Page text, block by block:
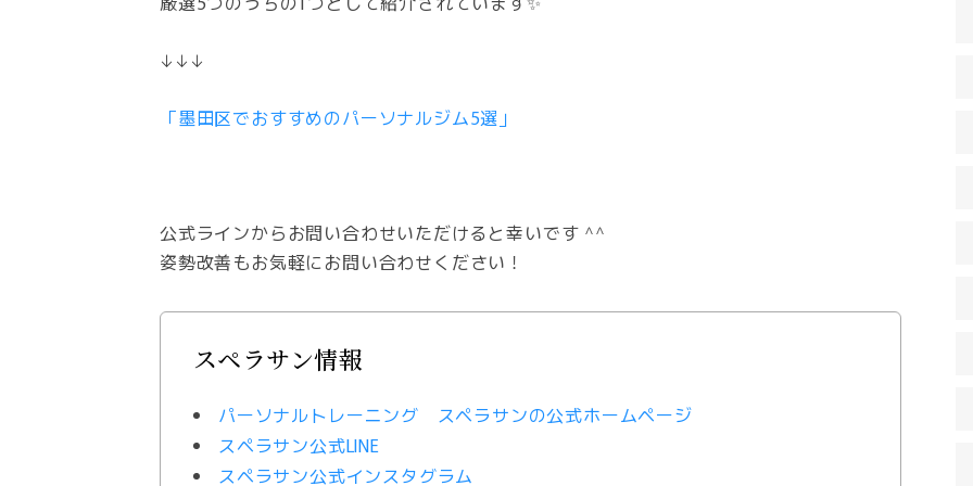
↓↓↓
「墨田区でおすすめのパーソナルジム5選」
公式ラインからお問い合わせいただけると幸いです ^^
姿勢改善もお気軽にお問い合わせください！
スペラサン情報
パーソナルトレーニング スペラサンの公式ホームページ
スペラサン公式LINE
スペラサン公式インスタグラム